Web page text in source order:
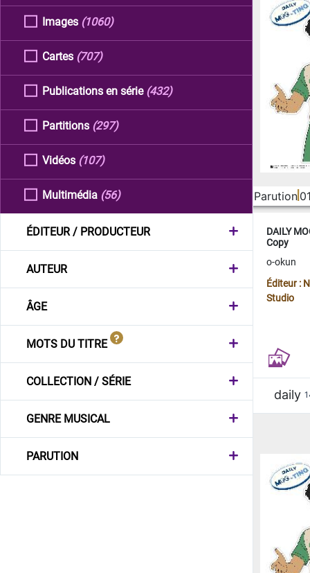
Images (1060)
Cartes (707)
Publications en série (432)
Partitions (297)
Vidéos (107)
Multimédia (56)
ÉDITEUR / PRODUCTEUR
AUTEUR
ÂGE
MOTS DU TITRE
COLLECTION / SÉRIE
GENRE MUSICAL
PARUTION
Parution
DAILY
Copy
o-okun
Éditeur :
Studio
daily